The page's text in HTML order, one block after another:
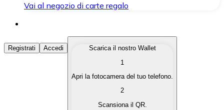
Vai al negozio di carte regalo
Acquista Criptovalute
Acquista le criptovalute che ti interessano in modo
Converti le tue criptovalute in valuta fiat quando ne
Registrati Accedi
Scarica il nostro Wallet
1
Apri la fotocamera del tuo telefono.
2
Scansiona il QR.